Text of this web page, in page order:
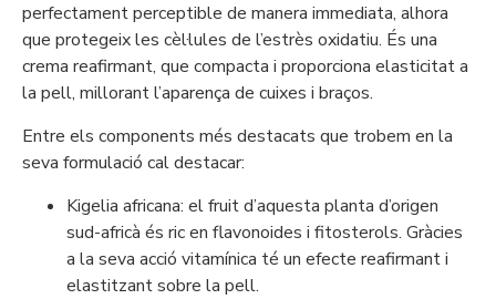
perfectament perceptible de manera immediata, alhora
que protegeix les cèl·lules de l’estrès oxidatiu. És una
crema reafirmant, que compacta i proporciona elasticitat a
la pell, millorant l’aparença de cuixes i braços.
Entre els components més destacats que trobem en la
seva formulació cal destacar:
Kigelia africana: el fruit d’aquesta planta d’origen
sud-africà és ric en flavonoides i fitosterols. Gràcies
a la seva acció vitamínica té un efecte reafirmant i
elastitzant sobre la pell.